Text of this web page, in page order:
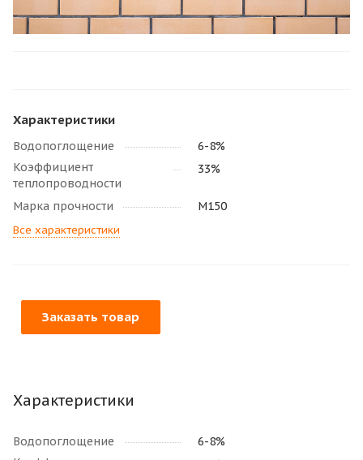
Характеристики
Водопоглощение
6-8%
Коэффициент
теплопроводности
33%
Марка прочности М150
Все характеристики
Заказать товар
Характеристики
Водопоглощение
6-8%